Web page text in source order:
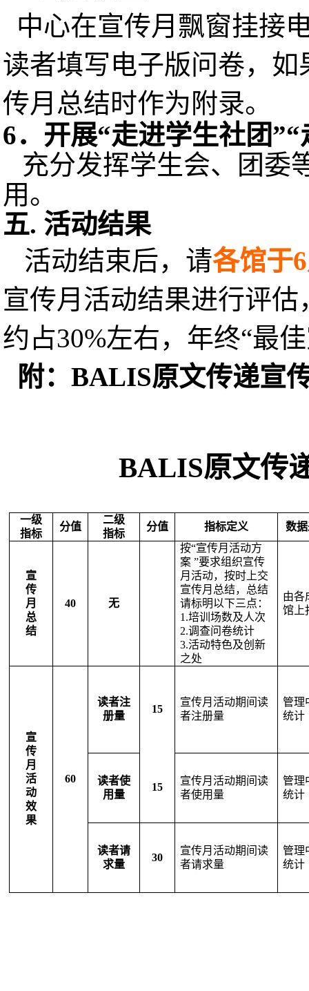
中心在宣传月飘窗挂接
读者填写电子版问卷，
传月总结时作为附录。
6．开展“走进学生社团
充分发挥学生会、团委
用。
五. 活动结果
活动结束后，请各馆于6
宣传月活动结果进行评
约占30%左右，年终“最
附：BALIS原文传递宣
BALIS原文传
一级
指标
分值
二级
指标
分值 指标定义 数
宣
传
月
总
结
40 无
按“宣传月活动方
案 ”要求组织宣传
月活动，按时上交
宣传月总结，总结
请标明以下三点：
1.培训场数及人次
2.调查问卷统计
3.活动特色及创新
之处
由各
馆上
宣
传
月
活
动
效
果
60
读者注
册量
15
宣传月活动期间读
者注册量
管理
统计
读者使
用量
15
宣传月活动期间读
者使用量
管理
统计
读者请
求量
30
宣传月活动期间读
者请求量
管理
统计